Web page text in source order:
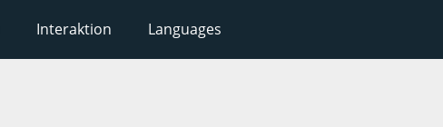
Interaktion Languages